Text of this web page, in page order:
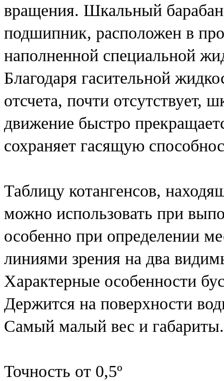
вращения. Шкальный
подшипник, расположен в
наполненной специальной
Благодаря гасительной
отсчета, почти отсутствует,
движение быстро
сохраняет гасящую
Таблицу котангенсов,
можно использовать при
особенно при определении
линиями зрения на два
Характерные особенности
Держится на поверхности
Самый малый вес и габариты.
Точность от 0,5º